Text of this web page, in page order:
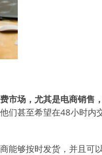
市场，尤其是电商销售
们甚至希望在48小时内
能够按时发货，并且可